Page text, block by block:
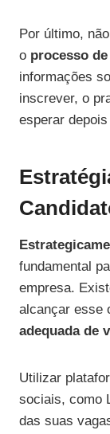
Por último,
o processo
informações
inscrever, o
esperar
fundamental
empresa.
alcançar esse
adequada de
Utilizar
sociais, como
das suas